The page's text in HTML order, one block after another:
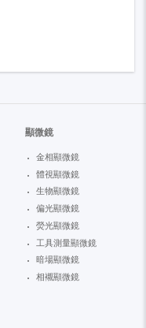
顯微鏡
金相顯微鏡
體視顯微鏡
生物顯微鏡
偏光顯微鏡
熒光顯微鏡
工具測量顯微鏡
暗場顯微鏡
相襯顯微鏡